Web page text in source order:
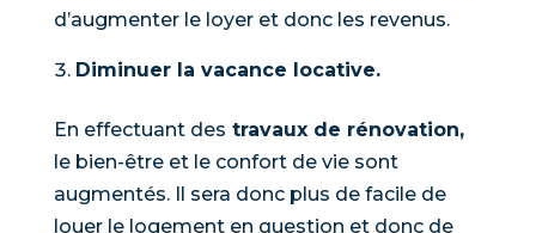
d’augmenter le loyer et donc les revenus.
Diminuer la vacance locative.
En effectuant des travaux de rénovation,
le bien-être et le confort de vie sont
augmentés. Il sera donc plus de facile de
louer le logement en question et donc de